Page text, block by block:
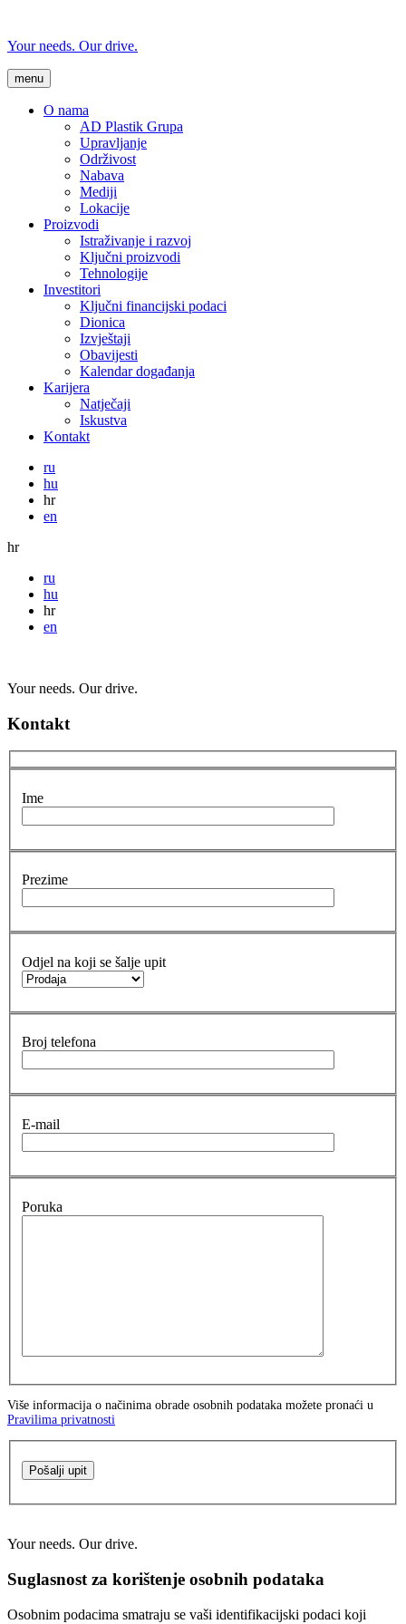
Your needs. Our drive.
menu
O nama
AD Plastik Grupa
Upravljanje
Održivost
Nabava
Mediji
Lokacije
Proizvodi
Istraživanje i razvoj
Ključni proizvodi
Tehnologije
Investitori
Ključni financijski podaci
Dionica
Izvještaji
Obavijesti
Kalendar događanja
Karijera
Natječaji
Iskustva
Kontakt
ru
hu
hr
en
hr
ru
hu
hr
en
Your needs. Our drive.
Kontakt
Ime
Prezime
Odjel na koji se šalje upit
Broj telefona
E-mail
Poruka
Više informacija o načinima obrade osobnih podataka možete pronaći u
Pravilima privatnosti
Pošalji upit
Your needs. Our drive.
Suglasnost za korištenje osobnih podataka
Osobnim podacima smatraju se vaši identifikacijski podaci koji